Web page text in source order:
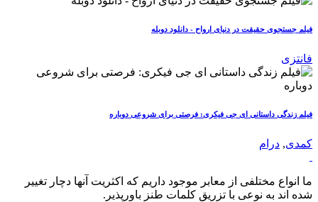
فیلم جستجوی حقیقت در دنیای ارواح - دانلود دوبله
فانتزی
فیلم زندگی داستانی ای جی فیکری: فرصتی برای شروعی دوباره
کمدی, درام
ما انواع مختلفی از معابر موجود داریم که اکثریت آنها دچار تغییر
شده اند به نوعی با تزریق کلمات طنز باورپذیر.